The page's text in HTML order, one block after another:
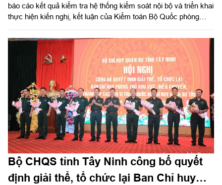
báo cáo kết quả kiểm tra hệ thống kiểm soát nội bộ và triển khai
thực hiện kiến nghị, kết luận của Kiểm toán Bộ Quốc phòng
viên Ban Chấp hành Trung ương Đảng, Ủy viên Quân ủy Trung
ương, Phó Bí thư Đảng ủy, Tư lệnh Quân khu chủ trì hội nghị.
Bộ CHQS tỉnh Tây Ninh công bố quyết
định giải thể, tổ chức lại Ban Chỉ huy